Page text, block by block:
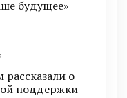
будущее»
о
поддержки